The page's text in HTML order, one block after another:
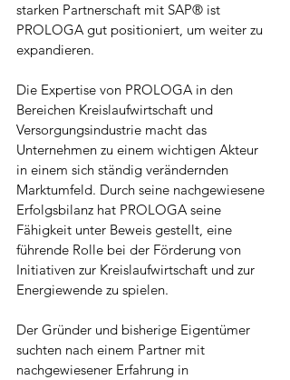
starken Partnerschaft mit SAP® ist
PROLOGA gut positioniert, um weiter zu
expandieren.
Die Expertise von PROLOGA in den
Bereichen Kreislaufwirtschaft und
Versorgungsindustrie macht das
Unternehmen zu einem wichtigen Akteur
in einem sich ständig verändernden
Marktumfeld. Durch seine nachgewiesene
Erfolgsbilanz hat PROLOGA seine
Fähigkeit unter Beweis gestellt, eine
führende Rolle bei der Förderung von
Initiativen zur Kreislaufwirtschaft und zur
Energiewende zu spielen.
Der Gründer und bisherige Eigentümer
suchten nach einem Partner mit
nachgewiesener Erfahrung in